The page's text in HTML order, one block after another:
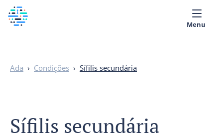
Biblioteca Médica
Menu
Ada › Condições › Sífilis secundária
Sífilis secundária